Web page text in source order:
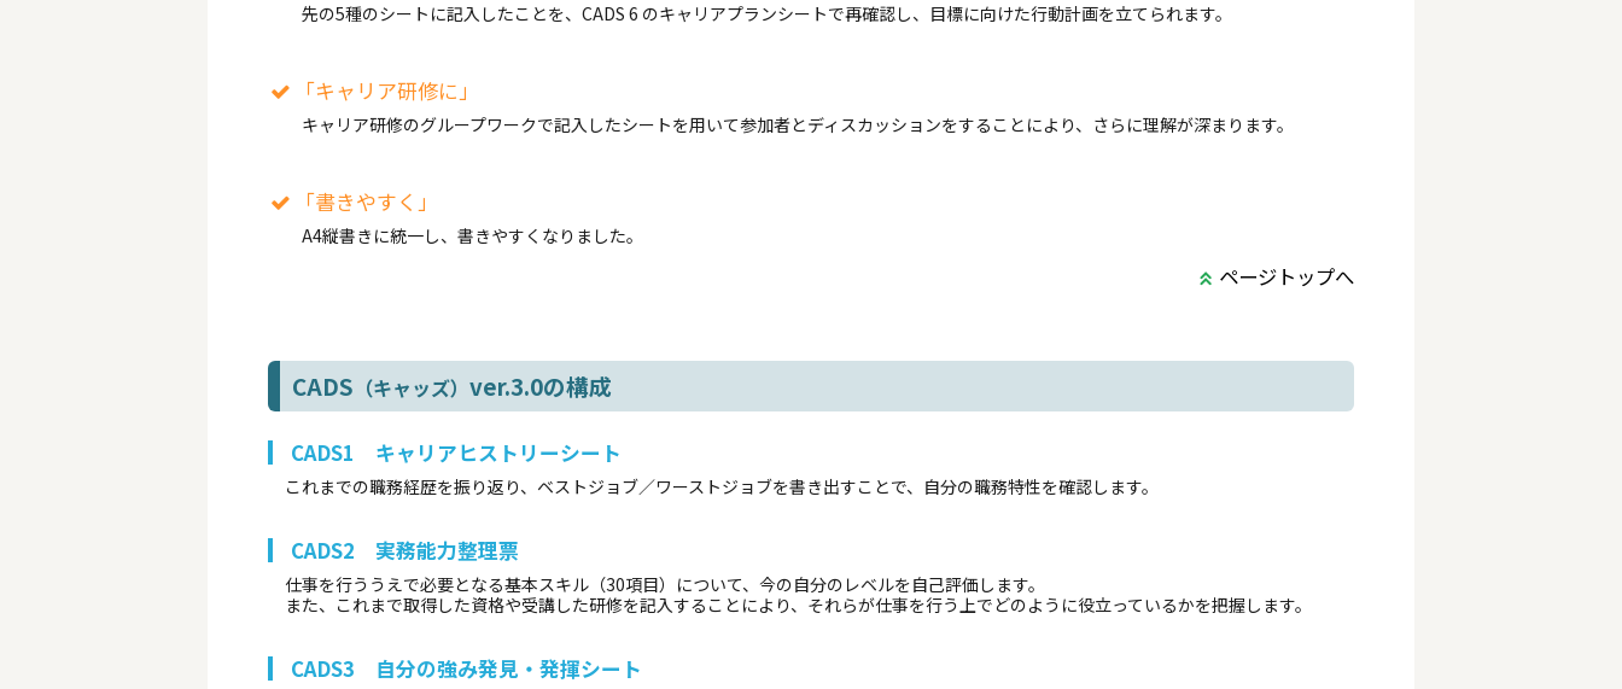
先の5種のシートに記入したことを、CADS 6 のキャリアプランシートで再確認し、目標に向けた行動計画を立てられます。
「キャリア研修に」
キャリア研修のグループワークで記入したシートを用いて参加者とディスカッションをすることにより、さらに理解が深まります。
「書きやすく」
A4縦書きに統一し、書きやすくなりました。
ページトップへ
CADS （キャッズ） ver.3.0の構成
CADS1 キャリアヒストリーシート
これまでの職務経歴を振り返り、ベストジョブ／ワーストジョブを書き出すことで、自分の職務特性を確認します。
CADS2 実務能力整理票
仕事を行ううえで必要となる基本スキル（30項目）について、今の自分のレベルを自己評価します。
また、これまで取得した資格や受講した研修を記入することにより、それらが仕事を行う上でどのように役立っているかを把握します。
CADS3 自分の強み発見・発揮シート